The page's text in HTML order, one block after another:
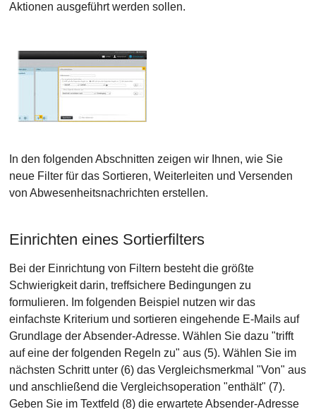
Aktionen ausgeführt werden sollen.
In den folgenden Abschnitten zeigen wir Ihnen, wie Sie
neue Filter für das Sortieren, Weiterleiten und Versenden
von Abwesenheitsnachrichten erstellen.
Einrichten eines Sortierfilters
Bei der Einrichtung von Filtern besteht die größte
Schwierigkeit darin, treffsichere Bedingungen zu
formulieren. Im folgenden Beispiel nutzen wir das
einfachste Kriterium und sortieren eingehende E-Mails auf
Grundlage der Absender-Adresse. Wählen Sie dazu "trifft
auf eine der folgenden Regeln zu" aus (5). Wählen Sie im
nächsten Schritt unter (6) das Vergleichsmerkmal "Von" aus
und anschließend die Vergleichsoperation "enthält" (7).
Geben Sie im Textfeld (8) die erwartete Absender-Adresse